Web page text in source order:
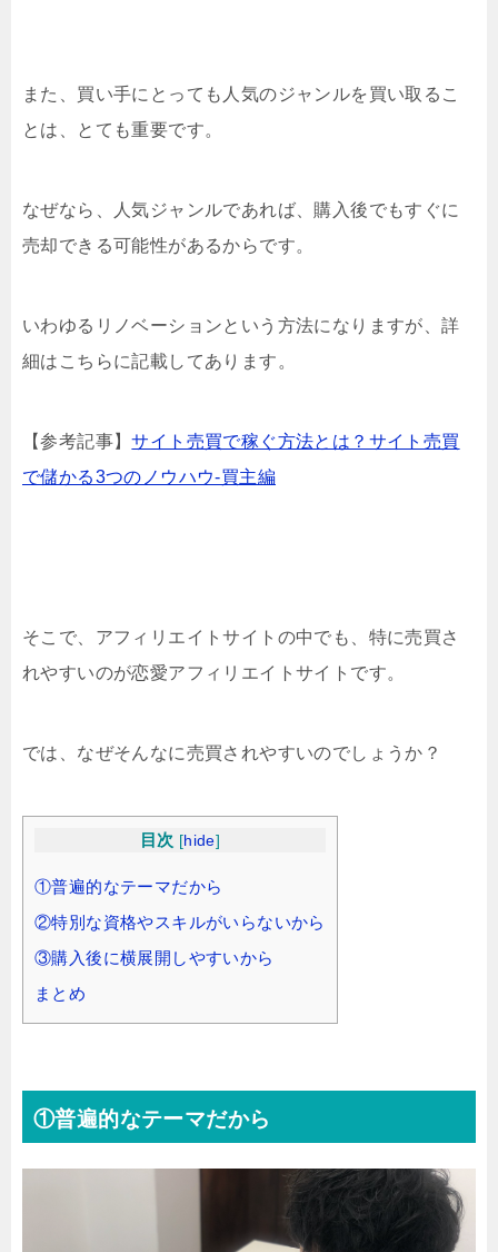
また、買い手にとっても人気のジャンルを買い取るこ
とは、とても重要です。
なぜなら、人気ジャンルであれば、購入後でもすぐに
売却できる可能性があるからです。
いわゆるリノベーションという方法になりますが、詳
細はこちらに記載してあります。
【参考記事】サイト売買で稼ぐ方法とは？サイト売買
で儲かる3つのノウハウ-買主編
そこで、アフィリエイトサイトの中でも、特に売買さ
れやすいのが恋愛アフィリエイトサイトです。
では、なぜそんなに売買されやすいのでしょうか？
目次 [hide]
①普遍的なテーマだから
②特別な資格やスキルがいらないから
③購入後に横展開しやすいから
まとめ
①普遍的なテーマだから